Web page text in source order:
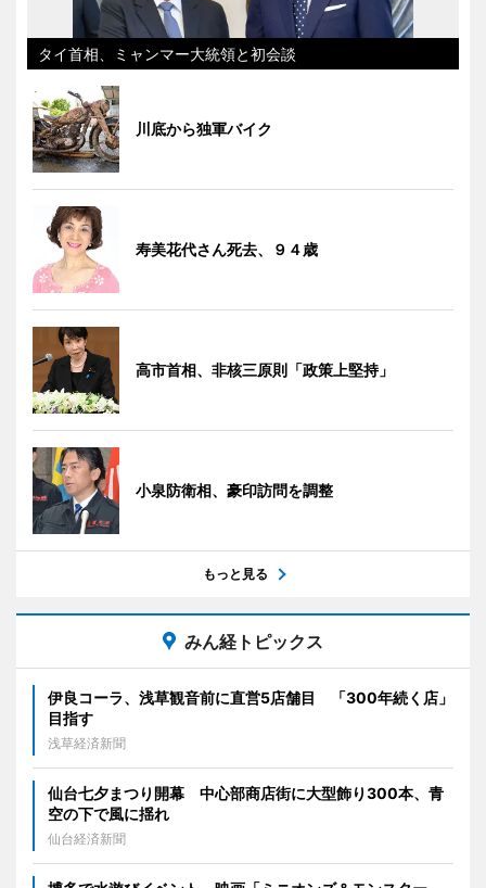
タイ首相、ミャンマー大統領と初会談
川底から独軍バイク
寿美花代さん死去、９４歳
高市首相、非核三原則「政策上堅持」
小泉防衛相、豪印訪問を調整
もっと見る
みん経トピックス
伊良コーラ、浅草観音前に直営5店舗目 「300年続く店」
目指す
浅草経済新聞
仙台七夕まつり開幕 中心部商店街に大型飾り300本、青
空の下で風に揺れ
仙台経済新聞